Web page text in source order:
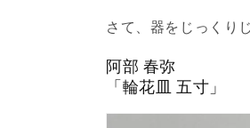
さて、器をじっくり
阿部 春弥
「輪花皿 五寸」